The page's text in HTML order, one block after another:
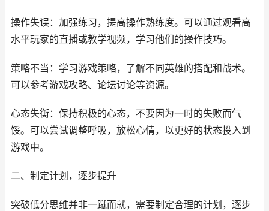
操作失误：加强练习，提高操作熟练度。可以通过观看高
水平玩家的直播或教学视频，学习他们的操作技巧。
策略不当：学习游戏策略，了解不同英雄的搭配和战术。
可以参考游戏攻略、论坛讨论等资源。
心态失衡：保持积极的心态，不要因为一时的失败而气
馁。可以尝试调整呼吸，放松心情，以更好的状态投入到
游戏中。
二、制定计划，逐步提升
突破低分思维并非一蹴而就，需要制定合理的计划，逐步